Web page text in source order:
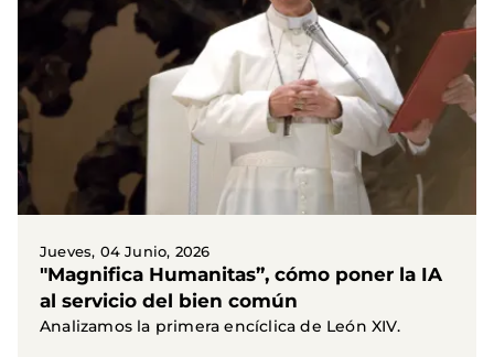
Jueves, 04 Junio, 2026
"Magnifica Humanitas”, cómo poner la IA
al servicio del bien común
Analizamos la primera encíclica de León XIV.